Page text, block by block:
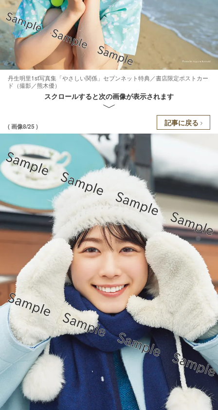
丹生明里1st写真集「やさしい関係」セブンネット特典／書店限定ポストカー
ド（撮影／熊木優）
スクロールすると次の画像が表示されます
( 画像8/25 ) 記事に戻る